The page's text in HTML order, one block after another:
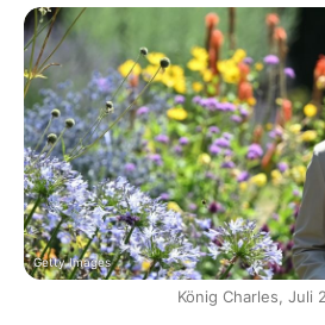
Getty Images
König Charles, Juli